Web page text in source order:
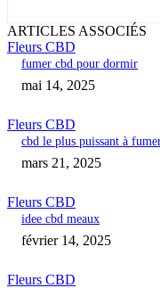
ARTICLES ASSOCIÉS
Fleurs CBD
fumer cbd pour dormir
mai 14, 2025
Fleurs CBD
cbd le plus puissant à
mars 21, 2025
Fleurs CBD
idee cbd meaux
février 14, 2025
Fleurs CBD